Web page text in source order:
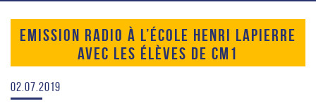
EMISSION RADIO À L’ÉCOLE HENRI LAPIERRE
AVEC LES ÉLÈVES DE CM1
02.07.2019